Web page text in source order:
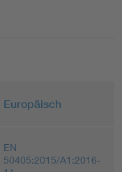
Europäisch
EN
50405:2015/A1:2016-